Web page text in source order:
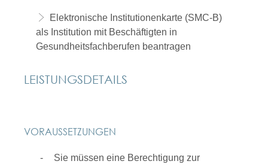
Elektronische Institutionenkarte (SMC-B)
als Institution mit Beschäftigten in
Gesundheitsfachberufen beantragen
LEISTUNGSDETAILS
VORAUSSETZUNGEN
Sie müssen eine Berechtigung zur